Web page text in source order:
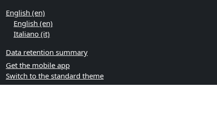
English ‎(en)‎
English ‎(en)‎
Italiano ‎(it)‎
Data retention summary
Get the mobile app
Switch to the standard theme